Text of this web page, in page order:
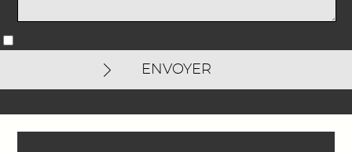
ENVOYER